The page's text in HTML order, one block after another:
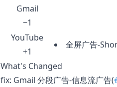
Gmail
~1
YouTube
+1
全屏广告-
What's Changed
fix: Gmail 分段广告-信息流广告(